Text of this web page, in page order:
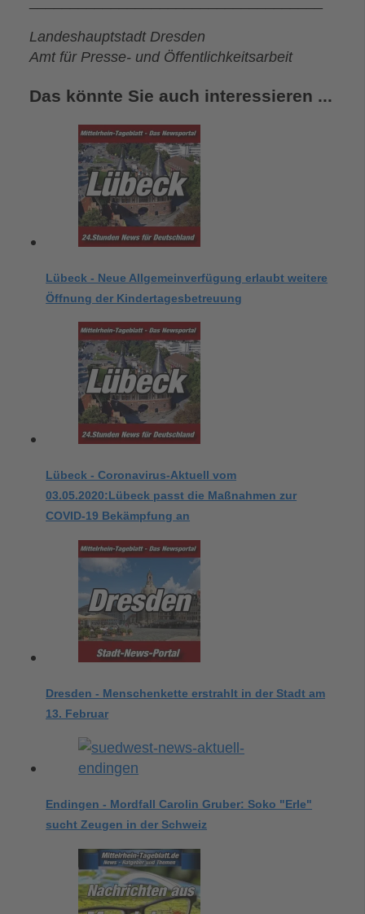
Landeshauptstadt Dresden
Amt für Presse- und Öffentlichkeitsarbeit
Das könnte Sie auch interessieren ...
Lübeck - Neue Allgemeinverfügung erlaubt weitere
Öffnung der Kindertagesbetreuung
Lübeck - Coronavirus-Aktuell vom
03.05.2020:Lübeck passt die Maßnahmen zur
COVID-19 Bekämpfung an
Dresden - Menschenkette erstrahlt in der Stadt am
13. Februar
Endingen - Mordfall Carolin Gruber: Soko "Erle"
sucht Zeugen in der Schweiz